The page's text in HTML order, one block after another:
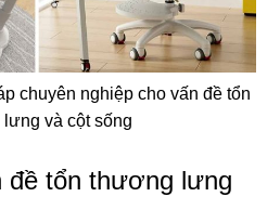
chuyên nghiệp cho vấn đề tổn
và cột sống
đề tổn thương lưng